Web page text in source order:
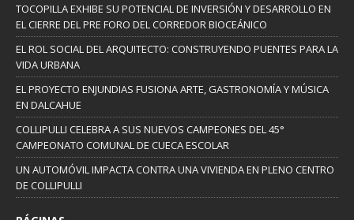
TOCOPILLA EXHIBE SU POTENCIAL DE INVERSIÓN Y DESARROLLO EN
EL CIERRE DEL PRE FORO DEL CORREDOR BIOCEÁNICO
EL ROL SOCIAL DEL ARQUITECTO: CONSTRUYENDO PUENTES PARA LA
VIDA URBANA
EL PROYECTO ENJUNDIAS FUSIONA ARTE, GASTRONOMÍA Y MÚSICA
EN DALCAHUE
COLLIPULLI CELEBRA A SUS NUEVOS CAMPEONES DEL 45°
CAMPEONATO COMUNAL DE CUECA ESCOLAR
UN AUTOMÓVIL IMPACTA CONTRA UNA VIVIENDA EN PLENO CENTRO
DE COLLIPULLI